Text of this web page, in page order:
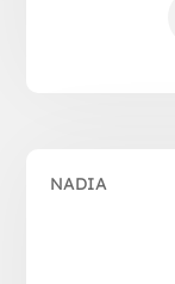
NADIA